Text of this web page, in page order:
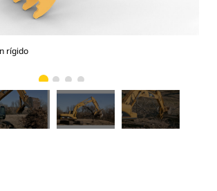
rígido